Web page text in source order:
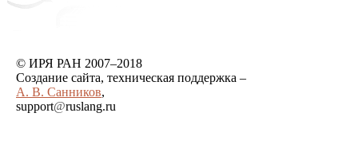
© ИРЯ РАН 2007–2018
Создание сайта, техническая поддержка –
А. В. Санников,
support@ruslang.ru